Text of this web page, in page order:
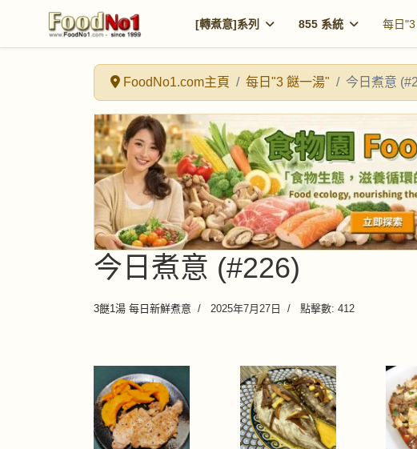
[轉煮意]系列 855 系統 每日
FoodNo1.com主頁 每日"3 餸一湯" 今日煮意
今日煮意 (#226)
3餸1湯 每日新鮮煮意 2025年7月27日 點擊數: 412